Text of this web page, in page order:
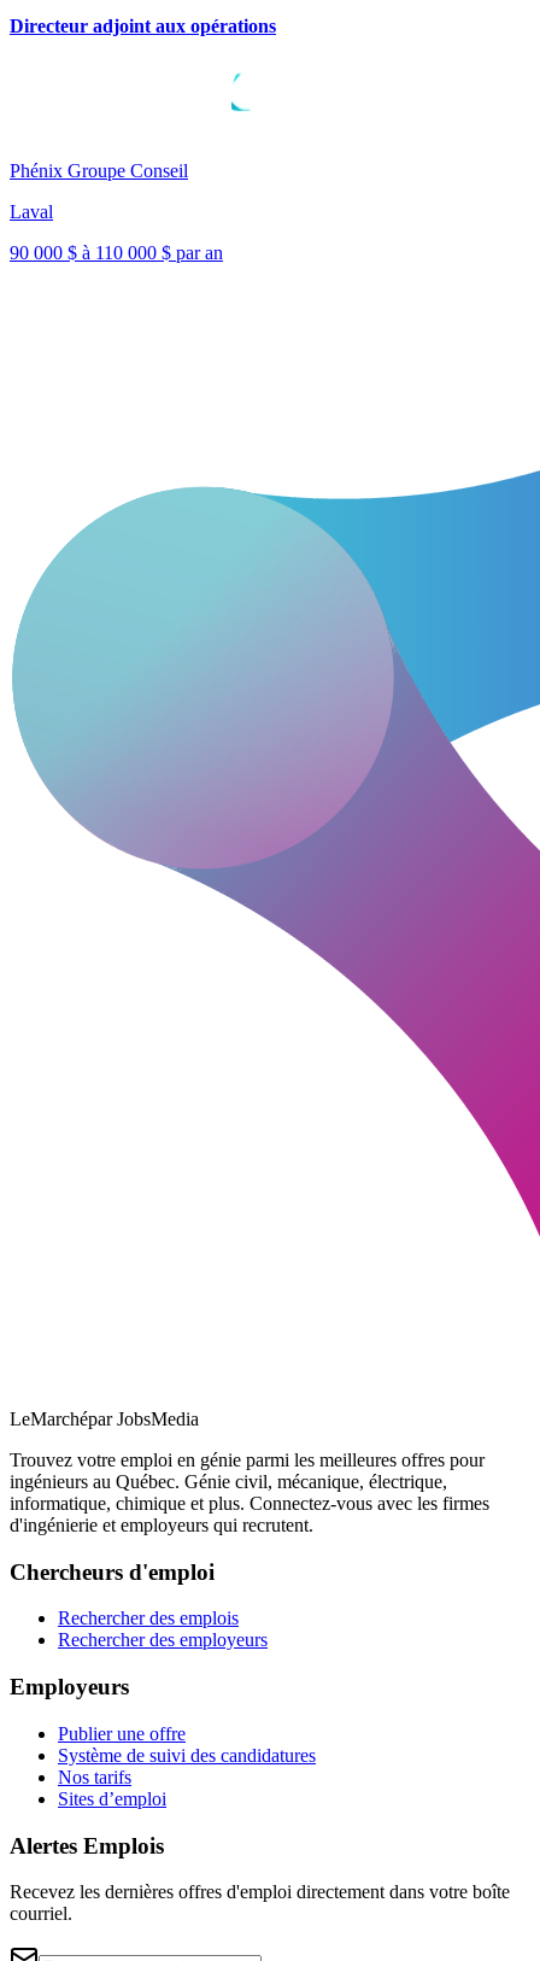
Directeur adjoint aux opérations
Phénix Groupe Conseil
Laval
90 000 $ à 110 000 $ par an
LeMarchépar JobsMedia
Trouvez votre emploi en génie parmi les meilleures offres pour
ingénieurs au Québec. Génie civil, mécanique, électrique,
informatique, chimique et plus. Connectez-vous avec les firmes
d'ingénierie et employeurs qui recrutent.
Chercheurs d'emploi
Rechercher des emplois
Rechercher des employeurs
Employeurs
Publier une offre
Système de suivi des candidatures
Nos tarifs
Sites d’emploi
Alertes Emplois
Recevez les dernières offres d'emploi directement dans votre boîte
courriel.